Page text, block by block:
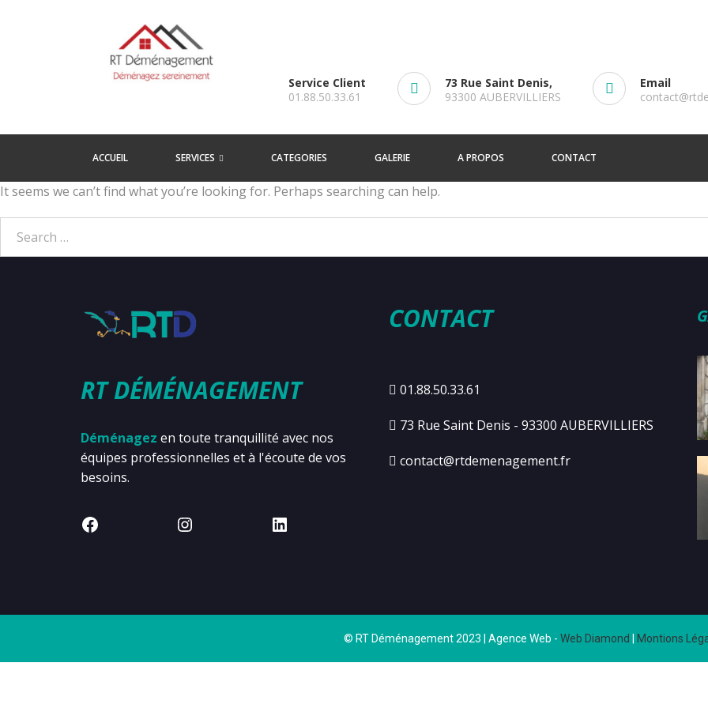
Service Client
01.88.50.33.61
73 Rue Saint Denis,
93300 AUBERVILLIERS
Email
ACCUEIL SERVICES CATEGORIES GALERIE A PROPOS CONTACT
It seems we can’t find what you’re looking for. Perhaps searching can help.
RT DÉMÉNAGEMENT
Déménagez en toute tranquillité avec nos
équipes professionnelles et à l'écoute de vos
besoins.
CONTACT
01.88.50.33.61
73 Rue Saint Denis - 93300 AUBERVILLIERS
contact@rtdemenagement.fr
© RT Déménagement 2023 | Agence Web - Web Diamond Montions